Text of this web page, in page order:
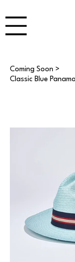
Coming Soon >
Classic Blue